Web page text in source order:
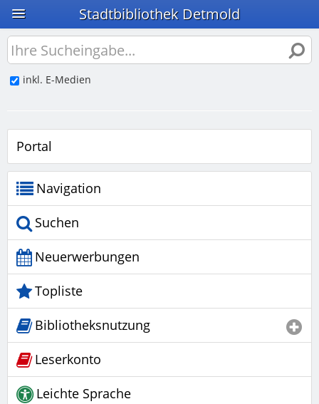
Stadtbibliothek Detmold
inkl. E-Medien
Portal
Navigation
Suchen
Neuerwerbungen
Topliste
Bibliotheksnutzung
Leserkonto
Leichte Sprache